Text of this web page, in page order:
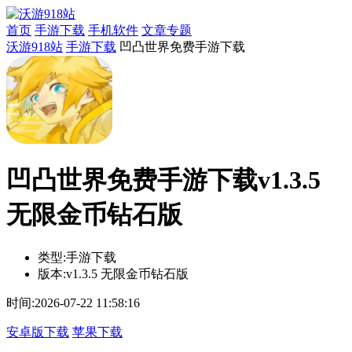
首页 手游下载 手机软件 文章专题
沃游918站 手游下载 凹凸世界免费手游下载
凹凸世界免费手游下载v1.3.5
无限金币钻石版
类型:手游下载
版本:v1.3.5 无限金币钻石版
时间:2026-07-22 11:58:16
安卓版下载 苹果下载